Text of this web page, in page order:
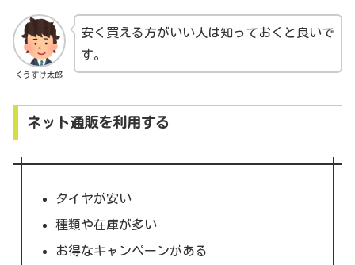
くうすけ太郎
安く買える方がいい人は知っておくと良いで
す。
ネット通販を利用する
タイヤが安い
種類や在庫が多い
お得なキャンペーンがある